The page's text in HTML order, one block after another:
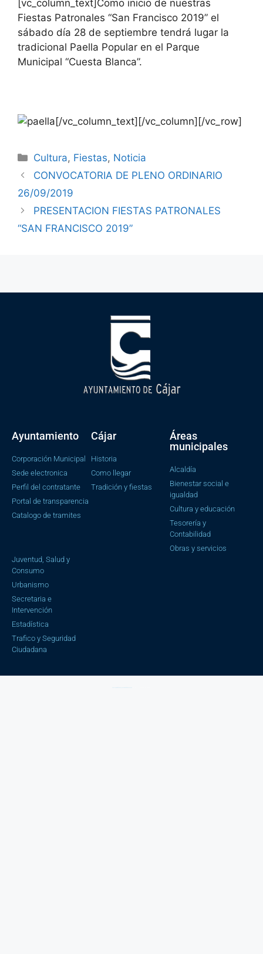
[vc_column_text]Como inicio de nuestras
Fiestas Patronales “San Francisco 2019” el
sábado día 28 de septiembre tendrá lugar la
tradicional Paella Popular en el Parque
Municipal “Cuesta Blanca”.
[/vc_column_text][/vc_column][/vc_row]
Cultura, Fiestas, Noticia
CONVOCATORIA DE PLENO ORDINARIO
26/09/2019
PRESENTACION FIESTAS PATRONALES
“SAN FRANCISCO 2019”
Ayuntamiento
Corporación Municipal
Sede electronica
Perfil del contratante
Portal de transparencia
Catalogo de tramites
Cájar
Historia
Como llegar
Tradición y fiestas
Áreas
municipales
Alcaldía
Bienestar social e
igualdad
Cultura y educación
Tesorería y
Contabilidad
Obras y servicios
Juventud, Salud y
Consumo
Urbanismo
Secretaria e
Intervención
Estadística
Trafico y Seguridad
Ciudadana